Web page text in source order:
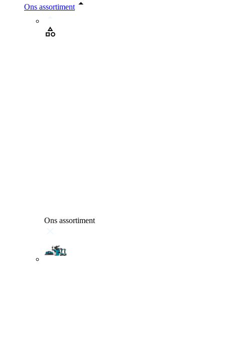
Ons assortiment
Ons assortiment